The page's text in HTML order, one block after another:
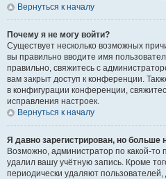
Вернуться к началу
Почему я не могу войти?
Существует несколько возможных
вы правильно вводите имя
правильно, свяжитесь с
вам закрыт доступ к конференции.
в конфигурации конференции,
исправления настроек.
Вернуться к началу
Я давно зарегистрирован, но больше
Возможно, администратор по какой-то
удалил вашу учётную запись. Кроме
периодически удаляют